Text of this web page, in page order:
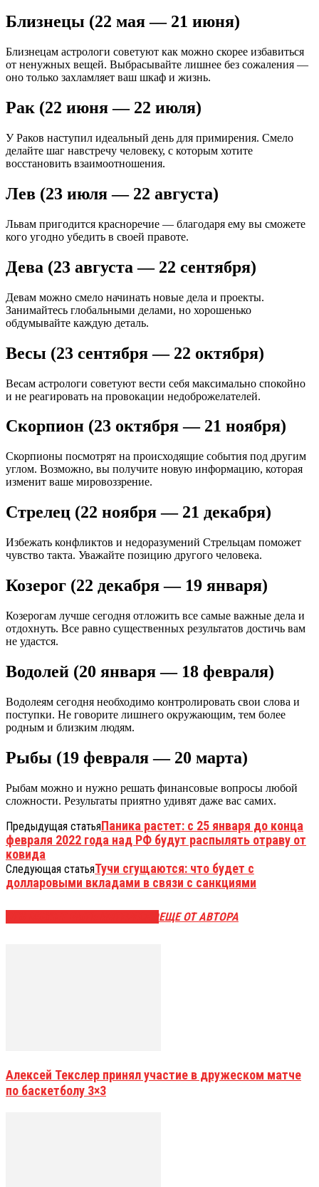
Близнецы (22 мая — 21 июня)
Близнецам астрологи советуют как можно скорее избавиться
от ненужных вещей. Выбрасывайте лишнее без сожаления —
оно только захламляет ваш шкаф и жизнь.
Рак (22 июня — 22 июля)
У Раков наступил идеальный день для примирения. Смело
делайте шаг навстречу человеку, с которым хотите
восстановить взаимоотношения.
Лев (23 июля — 22 августа)
Львам пригодится красноречие — благодаря ему вы сможете
кого угодно убедить в своей правоте.
Дева (23 августа — 22 сентября)
Девам можно смело начинать новые дела и проекты.
Занимайтесь глобальными делами, но хорошенько
обдумывайте каждую деталь.
Весы (23 сентября — 22 октября)
Весам астрологи советуют вести себя максимально спокойно
и не реагировать на провокации недоброжелателей.
Скорпион (23 октября — 21 ноября)
Скорпионы посмотрят на происходящие события под другим
углом. Возможно, вы получите новую информацию, которая
изменит ваше мировоззрение.
Стрелец (22 ноября — 21 декабря)
Избежать конфликтов и недоразумений Стрельцам поможет
чувство такта. Уважайте позицию другого человека.
Козерог (22 декабря — 19 января)
Козерогам лучше сегодня отложить все самые важные дела и
отдохнуть. Все равно существенных результатов достичь вам
не удастся.
Водолей (20 января — 18 февраля)
Водолеям сегодня необходимо контролировать свои слова и
поступки. Не говорите лишнего окружающим, тем более
родным и близким людям.
Рыбы (19 февраля — 20 марта)
Рыбам можно и нужно решать финансовые вопросы любой
сложности. Результаты приятно удивят даже вас самих.
Предыдущая статьяПаника растет: с 25 января до конца
февраля 2022 года над РФ будут распылять отраву от
ковида
Следующая статьяТучи сгущаются: что будет с
долларовыми вкладами в связи с санкциями
ЕЩЕ ОТ АВТОРА
Алексей Текслер принял участие в дружеском матче
по баскетболу 3×3